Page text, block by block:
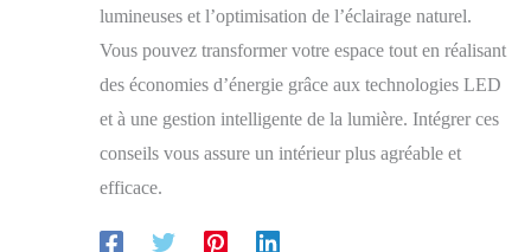
lumineuses et l’optimisation de l’éclairage naturel.
Vous pouvez transformer votre espace tout en réalisant
des économies d’énergie grâce aux technologies LED
et à une gestion intelligente de la lumière. Intégrer ces
conseils vous assure un intérieur plus agréable et
efficace.